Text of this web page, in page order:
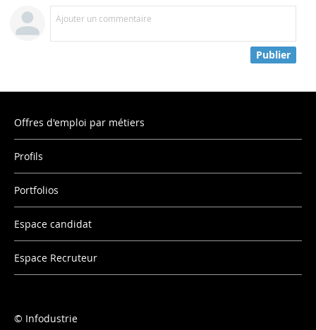
Ajouter un commentaire
Publier
Offres d'emploi par métiers
Profils
Portfolios
Espace candidat
Espace Recruteur
Infodustrie